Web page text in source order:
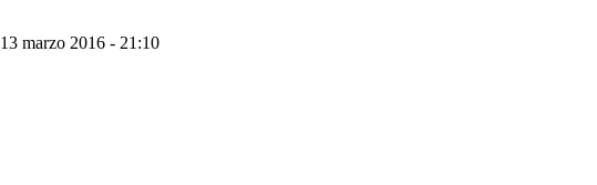
13 marzo 2016 - 21:10